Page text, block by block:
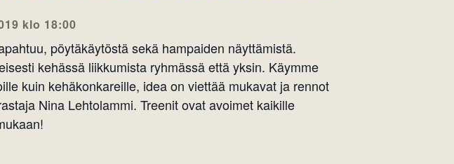
klo 18:00
pöytäkäytöstä sekä hampaiden näyttämistä.
kehässä liikkumista ryhmässä että yksin. Käymme
kuin kehäkonkareille, idea on viettää mukavat ja rennot
Nina Lehtolammi. Treenit ovat avoimet kaikille